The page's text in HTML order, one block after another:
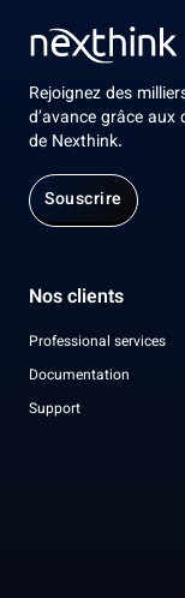
Rejoignez des
d’avance grâce
de Nexthink.
Souscrire
Nos clients
Professional services
Documentation
Support